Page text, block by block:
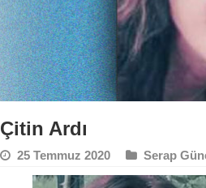
Çitin Ardı
25 Temmuz 2020 Serap